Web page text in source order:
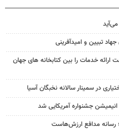
تبیین و امیدآفرینی
ارائه خدمات را بین کتابخانه های جهان
در سمینار سالانه نخبگان آسیا
جشنواره آمریکایی شد
رسانه مدافع ارزش‌هاست